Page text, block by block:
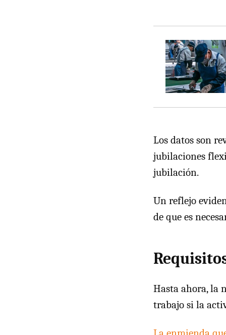
Los datos son
jubilaciones
jubilación.
Un reflejo
de que es
Hasta ahora, la
trabajo si la